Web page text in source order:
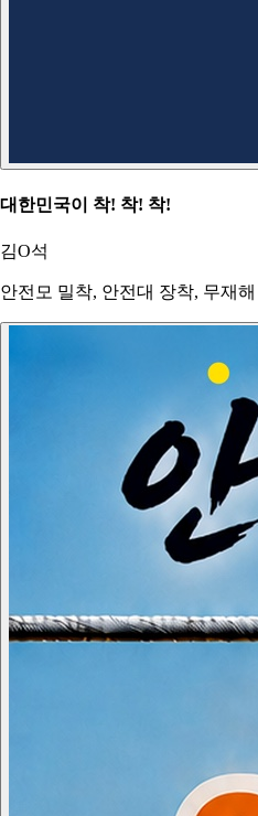
대한민국이 착! 착! 착!
김O석
안전모 밀착, 안전대 장착, 무재